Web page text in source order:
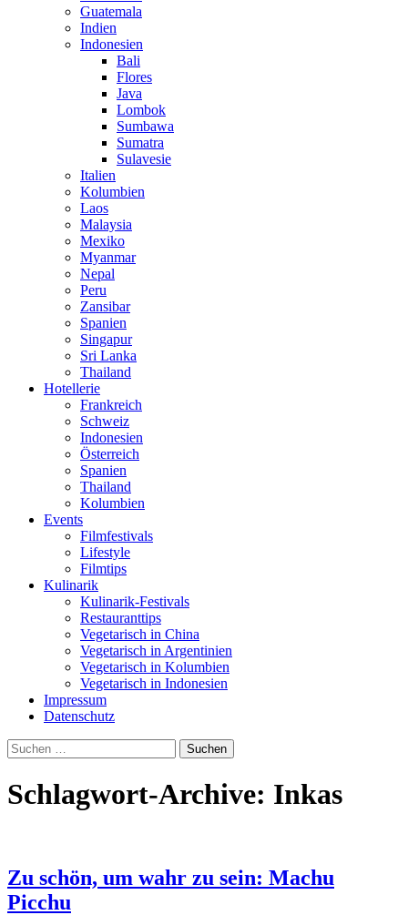
Guatemala
Indien
Indonesien
Bali
Flores
Java
Lombok
Sumbawa
Sumatra
Sulavesie
Italien
Kolumbien
Laos
Malaysia
Mexiko
Myanmar
Nepal
Peru
Zansibar
Spanien
Singapur
Sri Lanka
Thailand
Hotellerie
Frankreich
Schweiz
Indonesien
Österreich
Spanien
Thailand
Kolumbien
Events
Filmfestivals
Lifestyle
Filmtips
Kulinarik
Kulinarik-Festivals
Restauranttips
Vegetarisch in China
Vegetarisch in Argentinien
Vegetarisch in Kolumbien
Vegetarisch in Indonesien
Impressum
Datenschutz
Suchen
nach:
Schlagwort-Archive: Inkas
Zu schön, um wahr zu sein: Machu
Picchu